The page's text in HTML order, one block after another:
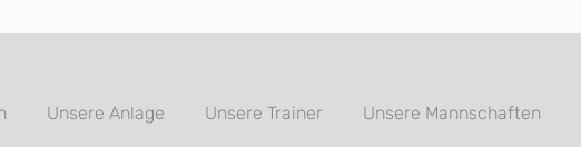
Unsere Anlage Unsere Trainer Unsere Mannschaften